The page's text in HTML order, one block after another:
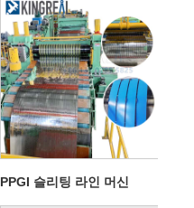
PPGI 슬리팅 라인 머신